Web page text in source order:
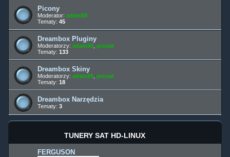
Picony
Moderator: adam59
Tematy: 45
Dreambox Pluginy
Moderatorzy: adam59 prosat
Tematy: 133
Dreambox Skiny
Moderatorzy: adam59 prosat
Tematy: 18
Dreambox Narzędzia
Tematy: 3
TUNERY SAT HD-LINUX
FERGUSON